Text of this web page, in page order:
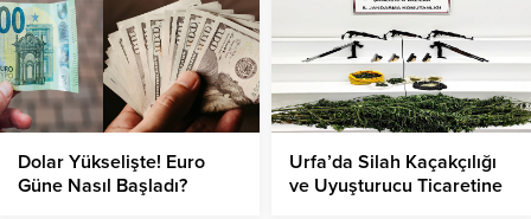
Dolar Yükselişte! Euro
Güne Nasıl Başladı?
Urfa’da Silah Kaçakçılığı
ve Uyuşturucu Ticaretine